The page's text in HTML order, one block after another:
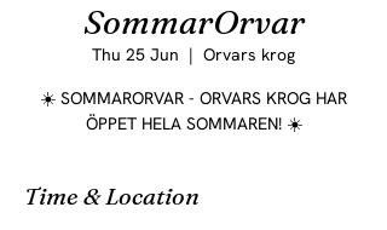
SommarOrvar
Thu 25 Jun
  |
Orvars krog
☀️ SOMMARORVAR - ORVARS KROG HAR
ÖPPET HELA SOMMAREN! ☀️
Time & Location